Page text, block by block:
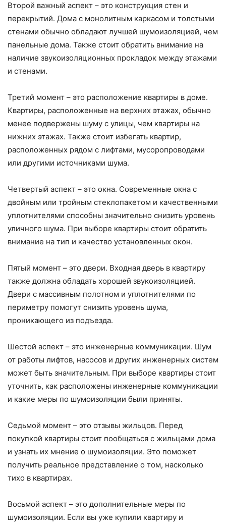
Второй важный аспект – это конструкция стен и
перекрытий. Дома с монолитным каркасом и толстыми
стенами обычно обладают лучшей шумоизоляцией, чем
панельные дома. Также стоит обратить внимание на
наличие звукоизоляционных прокладок между этажами
и стенами.
Третий момент – это расположение квартиры в доме.
Квартиры, расположенные на верхних этажах, обычно
менее подвержены шуму с улицы, чем квартиры на
нижних этажах. Также стоит избегать квартир,
расположенных рядом с лифтами, мусоропроводами
или другими источниками шума.
Четвертый аспект – это окна. Современные окна с
двойным или тройным стеклопакетом и качественными
уплотнителями способны значительно снизить уровень
уличного шума. При выборе квартиры стоит обратить
внимание на тип и качество установленных окон.
Пятый момент – это двери. Входная дверь в квартиру
также должна обладать хорошей звукоизоляцией.
Двери с массивным полотном и уплотнителями по
периметру помогут снизить уровень шума,
проникающего из подъезда.
Шестой аспект – это инженерные коммуникации. Шум
от работы лифтов, насосов и других инженерных систем
может быть значительным. При выборе квартиры стоит
уточнить, как расположены инженерные коммуникации
и какие меры по шумоизоляции были приняты.
Седьмой момент – это отзывы жильцов. Перед
покупкой квартиры стоит пообщаться с жильцами дома
и узнать их мнение о шумоизоляции. Это поможет
получить реальное представление о том, насколько
тихо в квартирах.
Восьмой аспект – это дополнительные меры по
шумоизоляции. Если вы уже купили квартиру и